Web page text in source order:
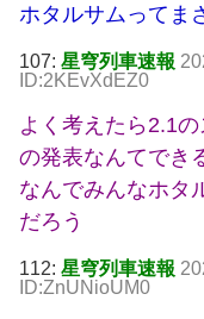
ホタルサムってま
107: 星穹列車速報
ID:2KEvXdEZ0
よく考えたら2.1
の発表なんてでき
なんでみんなホタ
だろう
112: 星穹列車速報
ID:ZnUNioUM0